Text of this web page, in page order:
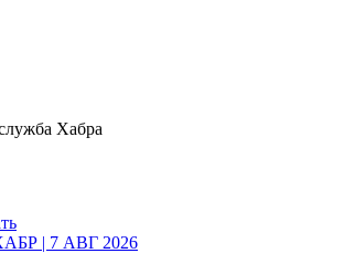
Хабра
| 7 АВГ 2026